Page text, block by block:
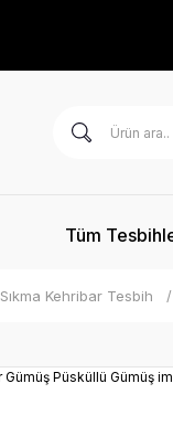
Tüm
Sıkma Kehribar Tesbih